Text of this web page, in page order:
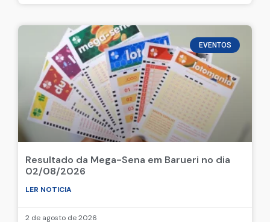
EVENTOS
Resultado da Mega-Sena em Barueri no dia
02/08/2026
LER NOTICIA
2 de agosto de 2026